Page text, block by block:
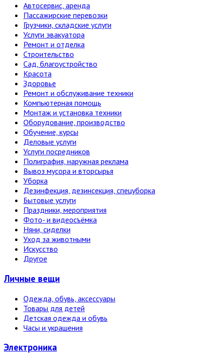
Автосервис, аренда
Пассажирские перевозки
Грузчики, складские услуги
Услуги эвакуатора
Ремонт и отделка
Строительство
Сад, благоустройство
Красота
Здоровье
Ремонт и обслуживание техники
Компьютерная помощь
Монтаж и установка техники
Оборудование, производство
Обучение, курсы
Деловые услуги
Услуги посредников
Полиграфия, наружная реклама
Вывоз мусора и вторсырья
Уборка
Дезинфекция, дезинсекция, спецуборка
Бытовые услуги
Праздники, мероприятия
Фото- и видеосъёмка
Няни, сиделки
Уход за животными
Искусство
Другое
Личные вещи
Одежда, обувь, аксессуары
Товары для детей
Детская одежда и обувь
Часы и украшения
Электро­ника